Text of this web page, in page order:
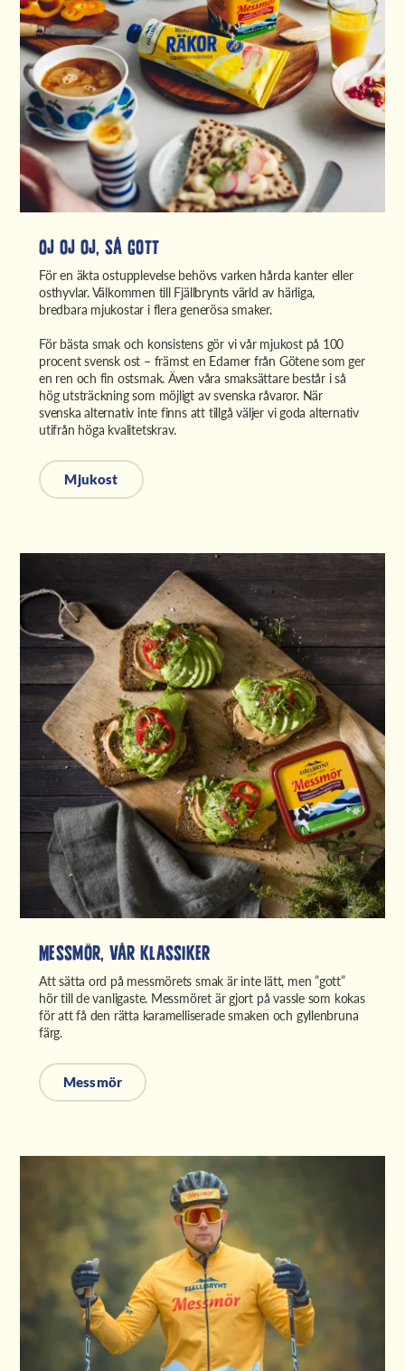
Oj oj oj, så gott
För en äkta ostupplevelse behövs varken hårda kanter eller
osthyvlar. Välkommen till Fjällbrynts värld av härliga,
bredbara mjukostar i flera generösa smaker.
För bästa smak och konsistens gör vi vår mjukost på 100
procent svensk ost – främst en Edamer från Götene som ger
en ren och fin ostsmak. Även våra smaksättare består i så
hög utsträckning som möjligt av svenska råvaror. När
svenska alternativ inte finns att tillgå väljer vi goda alternativ
utifrån höga kvalitetskrav.
Mjukost
Messmör, vår klassiker
Att sätta ord på messmörets smak är inte lätt, men ”gott”
hör till de vanligaste. Messmöret är gjort på vassle som kokas
för att få den rätta karamelliserade smaken och gyllenbruna
färg.
Messmör